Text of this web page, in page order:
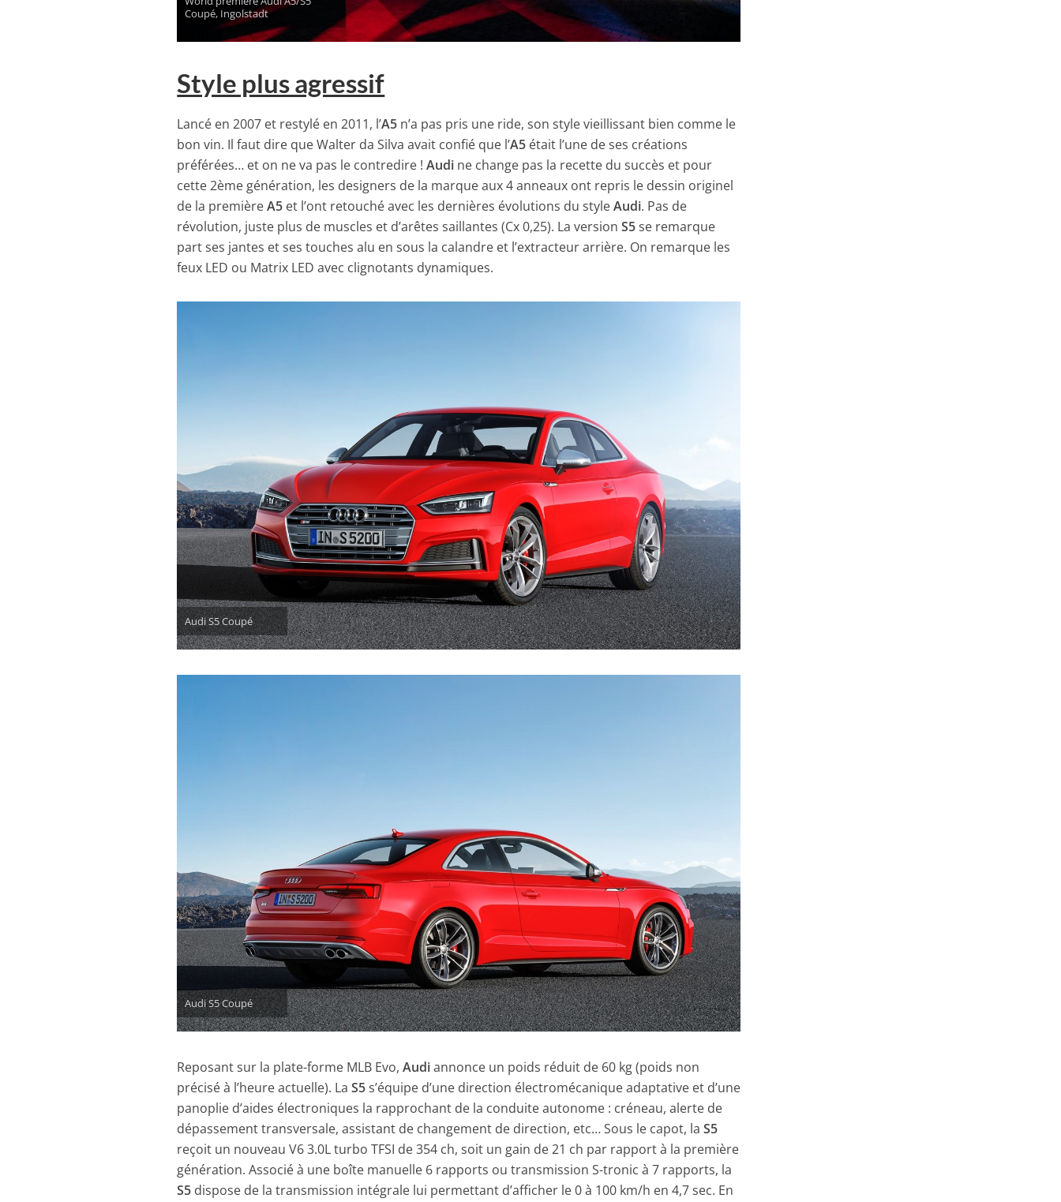
Coupé, Ingolstadt
Style plus agressif
Lancé en 2007 et restylé en 2011, l’A5 n’a pas pris une ride, son style vieillissant bien comme le
bon vin. Il faut dire que Walter da Silva avait confié que l’A5 était l’une de ses créations
préférées… et on ne va pas le contredire !Audi ne change pas la recette du succès et pour
cette 2ème génération, les designers de la marque aux 4 anneaux ont repris le dessin originel
de la premièreA5 et l’ont retouché avec les dernières évolutions du styleAudi. Pas de
révolution, juste plus de muscles et d’arêtes saillantes (Cx 0,25). La versionS5se remarque
part ses jantes et ses touches alu en sous la calandre et l’extracteur arrière. On remarque les
feux LED ou Matrix LED avec clignotants dynamiques.
Audi S5 Coupé
Audi S5 Coupé
Reposant sur la plate-forme MLB Evo,Audiannonce un poids réduit de 60 kg (poids non
précisé à l’heure actuelle). LaS5s’équipe d’une direction électromécanique adaptative et d’une
panoplie d’aides électroniques la rapprochant de la conduite autonome : créneau, alerte de
dépassement transversale, assistant de changement de direction, etc… Sous le capot, laS5
reçoit un nouveau V6 3.0L turbo TFSI de 354 ch, soit un gain de 21 ch par rapport à la première
génération. Associé à une boîte manuelle 6 rapports ou transmission S-tronic à 7 rapports, la
S5 dispose de la transmission intégrale lui permettant d’afficher le 0 à 100 km/h en 4,7 sec. En